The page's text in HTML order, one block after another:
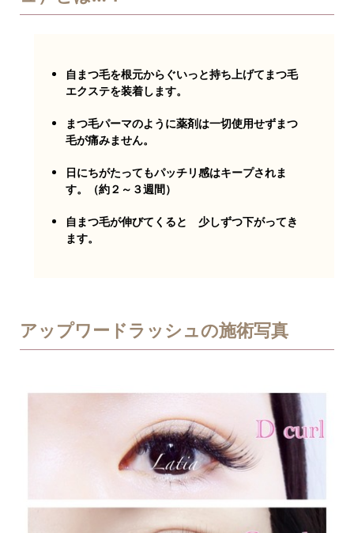
自まつ毛を根元からぐいっと持ち上げてまつ毛
エクステを装着します。
まつ毛パーマのように薬剤は一切使用せずまつ
毛が痛みません。
日にちがたってもパッチリ感はキープされま
す。（約２～３週間）
自まつ毛が伸びてくると 少しずつ下がってき
ます。
アップワードラッシュの施術写真